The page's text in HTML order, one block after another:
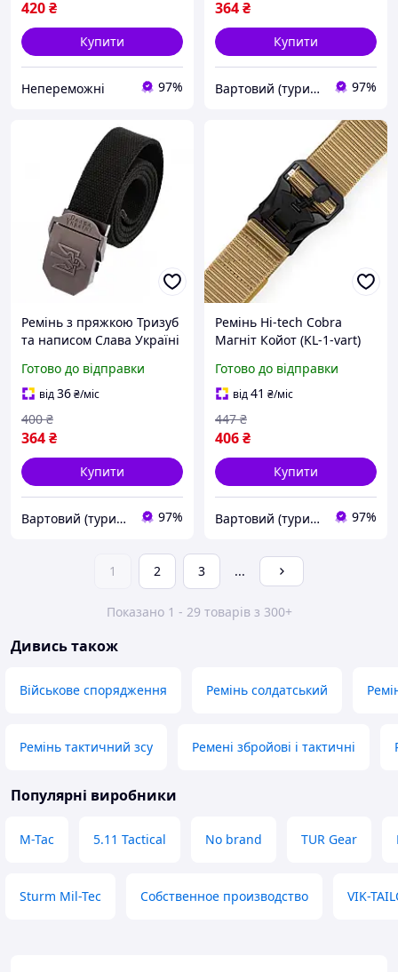
420₴
Купити
Непереможні 97%
364₴
Купити
Вартовий (туризм, полювання та кемпінг) 97%
Ремінь з пряжкою Тризуб
та написом Слава Україні
Готово до відправки
від36₴/міс
364₴
400 ₴
Купити
Вартовий (туризм, полювання та кемпінг) 97%
Ремінь Hi-tech Сobra
Магніт Койот (KL-1-vart)
Готово до відправки
від41 ₴/міс
406₴
447 ₴
Купити
Вартовий (туризм, полювання та кемпінг) 97%
1 2 3 ...
Показано 1 - 29 товарів з 300+
Дивись також
Військове спорядження Ремінь солдатський
Ремінь тактичний зсу Ремені збройові і тактичні
Популярні виробники
M-Tac 5.11 Tactical No brand TUR Gear
Sturm Mil-Tec Собственное производство VIK-